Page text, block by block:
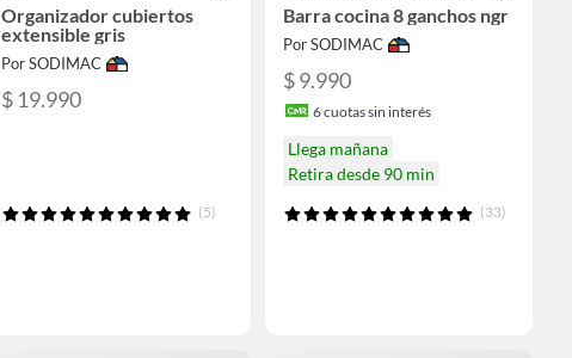
Organizador cubiertos
extensible gris
Por SODIMAC
$ 19.990
(5)
Barra cocina 8 ganchos ngr
Por SODIMAC
$ 9.990
6cuotas sin interés
Llega mañana
Retira desde 90 min
(33)